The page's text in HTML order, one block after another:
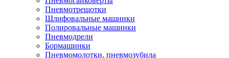
Пневмотрещотки
Шлифовальные машинки
Полировальные машинки
Пневмодрели
Бормашинки
Пневмомолотки, пневмозубила